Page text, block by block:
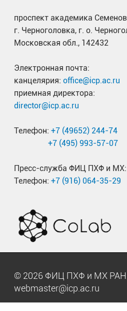
проспект академика
г. Черноголовка, г. о.
Московская обл., 142432
Электронная почта:
канцелярия: office@icp.ac.ru
приемная директора:
director@icp.ac.ru
Телефон: +7 (49652) 244-74
+7 (495) 993-57-07
Пресс-служба ФИЦ ПХФ и МХ:
Телефон: +7 (916) 064-35-29
© 2026 ФИЦ ПХФ и МХ
webmaster@icp.ac.ru